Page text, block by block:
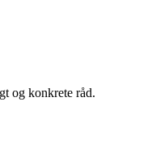
og konkrete råd.